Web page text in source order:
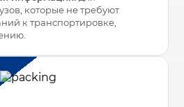
которые не требуют
к транспортировке,